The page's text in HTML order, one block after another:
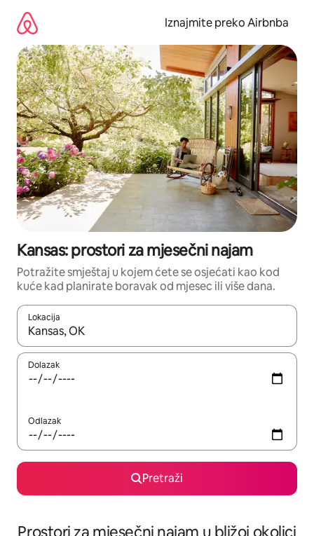
sadržaj
Iznajmite preko Airbnba
Kansas: prostori za mjesečni najam
Potražite smještaj u kojem ćete se osjećati kao kod
kuće kad planirate boravak od mjesec ili više dana.
Lokacija
Kada budu dostupni rezultati, moći ćete ih pregledati
Dolazak
Odlazak
Pretraži
Prostori za mjesečni najam u bližoj okolici